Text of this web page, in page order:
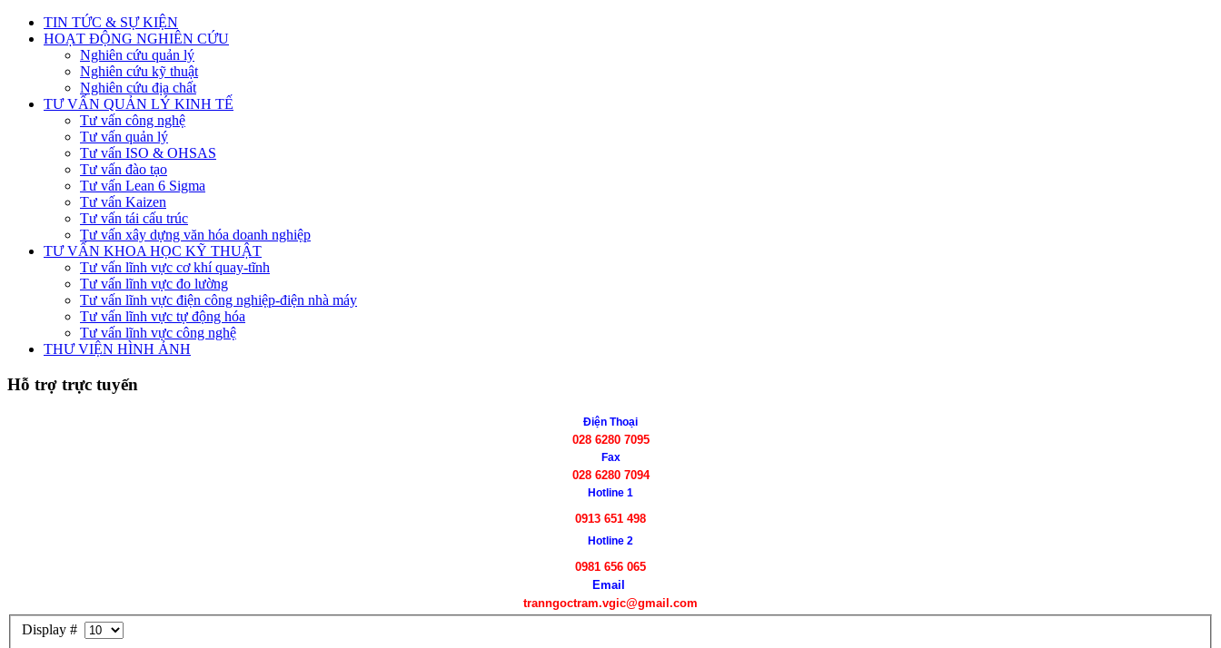
TIN TỨC & SỰ KIỆN
HOẠT ĐỘNG NGHIÊN CỨU
Nghiên cứu quản lý
Nghiên cứu kỹ thuật
Nghiên cứu địa chất
TƯ VẤN QUẢN LÝ KINH TẾ
Tư vấn công nghệ
Tư vấn quản lý
Tư vấn ISO & OHSAS
Tư vấn đào tạo
Tư vấn Lean 6 Sigma
Tư vấn Kaizen
Tư vấn tái cấu trúc
Tư vấn xây dựng văn hóa doanh nghiệp
TƯ VẤN KHOA HỌC KỸ THUẬT
Tư vấn lĩnh vực cơ khí quay-tĩnh
Tư vấn lĩnh vực đo lường
Tư vấn lĩnh vực điện công nghiệp-điện nhà máy
Tư vấn lĩnh vực tự động hóa
Tư vấn lĩnh vực công nghệ
THƯ VIỆN HÌNH ẢNH
Hỗ trợ trực tuyến
Điện Thoại
028 6280 7095
Fax
028 6280 7094
Hotline 1
0913 651 498
Hotline 2
0981 656 065
Email
tranngoctram.vgic@gmail.com
Display #